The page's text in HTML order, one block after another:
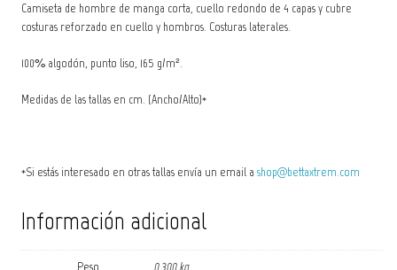
Camiseta de hombre de manga corta, cuello redondo de 4 capas y cubre
costuras reforzado en cuello y hombros. Costuras laterales.
100% algodón, punto liso, 165 g/m².
Medidas de las tallas en cm. (Ancho/Alto)*
*Si estás interesado en otras tallas envía un email ashop@bettaxtrem.com
Información adicional
Peso 0,300 kg